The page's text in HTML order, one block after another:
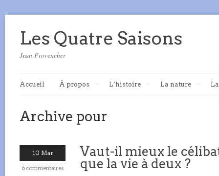
Les Quatre Saisons
Jean Provencher
Accueil À propos L’histoire La nature
Archive pour
10 Mar
6 commentaires
Vaut-il mieux le
que la vie à deux ?